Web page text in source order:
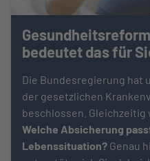
bedeutet das für
Die Bundesregierung hat
der gesetzlichen
beschlossen.
Welche Absicherung
Lebenssituation? Genau